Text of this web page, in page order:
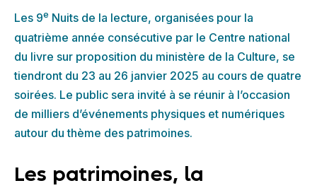
Les 9e Nuits de la lecture, organisées pour la
quatrième année consécutive par le Centre national
du livre sur proposition du ministère de la Culture, se
tiendront du 23 au 26 janvier 2025 au cours de quatre
soirées. Le public sera invité à se réunir à l’occasion
de milliers d’événements physiques et numériques
autour du thème des patrimoines.
Les patrimoines, la